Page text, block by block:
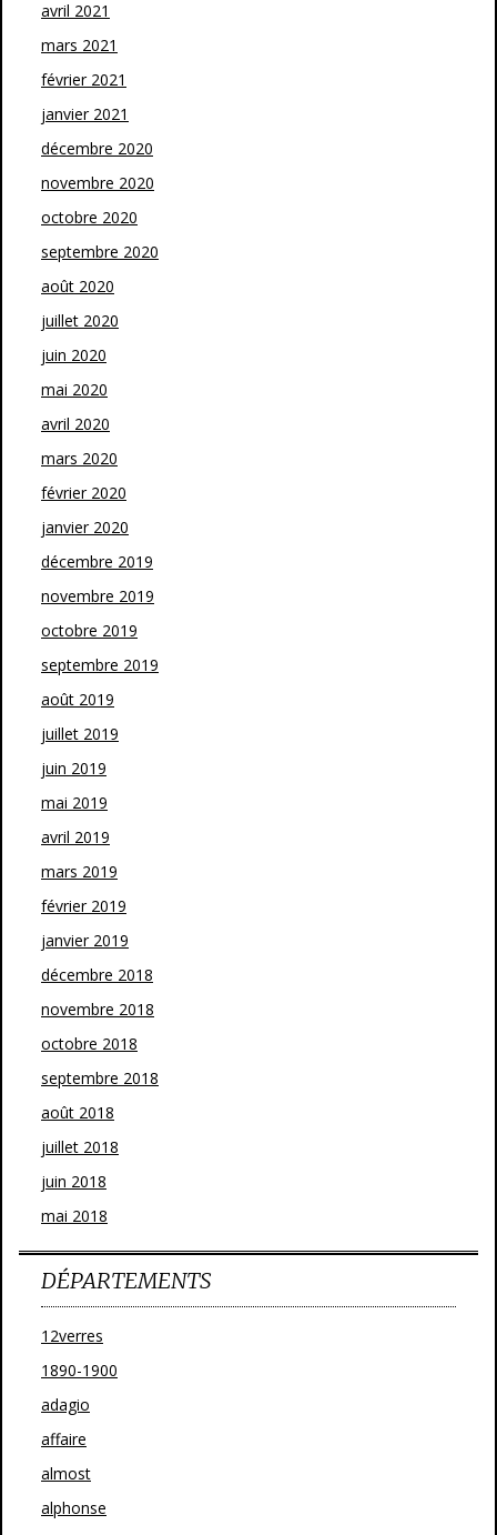
avril 2021
mars 2021
février 2021
janvier 2021
décembre 2020
novembre 2020
octobre 2020
septembre 2020
août 2020
juillet 2020
juin 2020
mai 2020
avril 2020
mars 2020
février 2020
janvier 2020
décembre 2019
novembre 2019
octobre 2019
septembre 2019
août 2019
juillet 2019
juin 2019
mai 2019
avril 2019
mars 2019
février 2019
janvier 2019
décembre 2018
novembre 2018
octobre 2018
septembre 2018
août 2018
juillet 2018
juin 2018
mai 2018
DÉPARTEMENTS
12verres
1890-1900
adagio
affaire
almost
alphonse